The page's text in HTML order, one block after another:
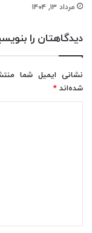
مرداد ۱۳, ۱۴۰۴
دیدگاهتان را
نشانی ایمیل شما
شده‌اند *